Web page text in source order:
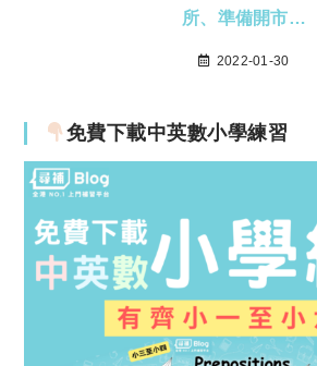
所、準備開市…
2022-01-30
免費下載中英數小學練習